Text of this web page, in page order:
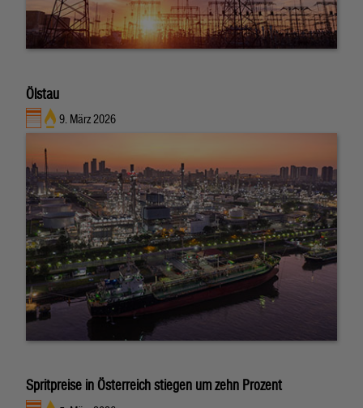
Ölstau
9. März 2026
Spritpreise in Österreich stiegen um zehn Prozent